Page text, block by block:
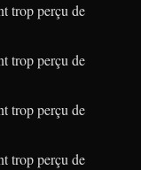
trop perçu de
trop perçu de
trop perçu de
trop perçu de